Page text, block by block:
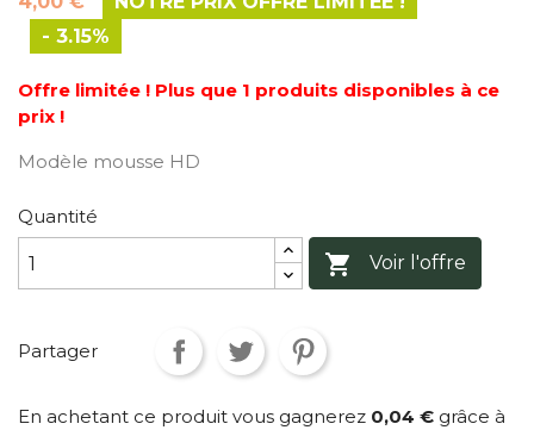
- 3.15%
Offre limitée ! Plus que 1 produits disponibles à ce
prix !
Modèle mousse HD
Quantité
 Voir l'offre
Partager
En achetant ce produit vous gagnerez 0,04 € grâce à